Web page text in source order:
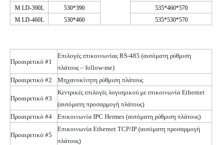
M LD-390L 530*390
535*460*570
M LD-460L 530*460 535*530*570
Προαιρετικό #1
Επιλογές επικοινωνίας RS-485 (αυτόματη ρύθμιση
πλάτους – follow-me)
Προαιρετικό #2
Μηχανοκίνητη ρύθμιση πλάτους
Προαιρετικό #3
Κεντρικές επιλογές λογισμικού με επικοινωνία Ethernet
(αυτόματη προσαρμογή πλάτους)
Προαιρετικό #4
Επικοινωνία IPC Hermes (αυτόματη ρύθμιση πλάτους)
Προαιρετικό #5
Επικοινωνία Ethernet TCP/IP (αυτόματη προσαρμογή
πλάτους)